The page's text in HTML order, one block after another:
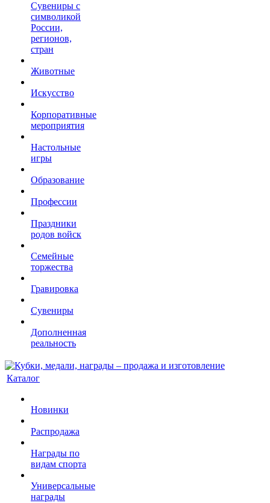
Сувениры с
символикой
России,
регионов,
стран
Животные
Искусство
Корпоративные
мероприятия
Настольные
игры
Образование
Профессии
Праздники
родов войск
Семейные
торжества
Гравировка
Сувениры
Дополненная
реальность
Каталог
Новинки
Распродажа
Награды по
видам спорта
Универсальные
награды